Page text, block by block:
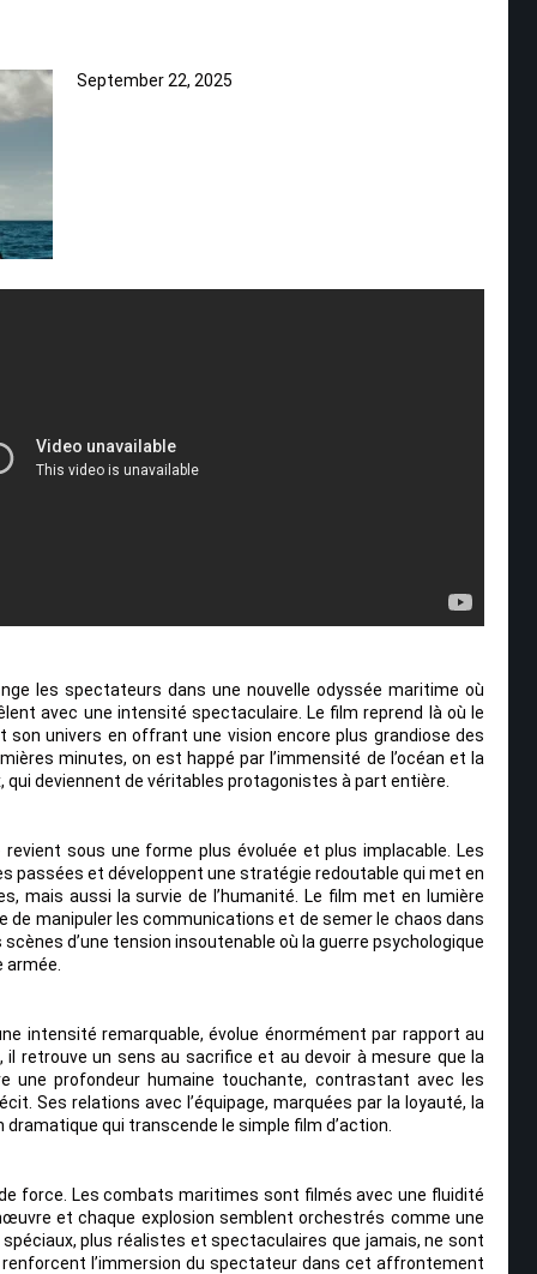
September 22, 2025
les spectateurs dans une nouvelle odyssée maritime où
avec une intensité spectaculaire. Le film reprend là où le
son univers en offrant une vision encore plus grandiose des
minutes, on est happé par l’immensité de l’océan et la
deviennent de véritables protagonistes à part entière.
sous une forme plus évoluée et plus implacable. Les
passées et développent une stratégie redoutable qui met en
mais aussi la survie de l’humanité. Le film met en lumière
de manipuler les communications et de semer le chaos dans
d’une tension insoutenable où la guerre psychologique
intensité remarquable, évolue énormément par rapport au
il retrouve un sens au sacrifice et au devoir à mesure que la
une profondeur humaine touchante, contrastant avec les
Ses relations avec l’équipage, marquées par la loyauté, la
qui transcende le simple film d’action.
force. Les combats maritimes sont filmés avec une fluidité
et chaque explosion semblent orchestrés comme une
plus réalistes et spectaculaires que jamais, ne sont
l’immersion du spectateur dans cet affrontement